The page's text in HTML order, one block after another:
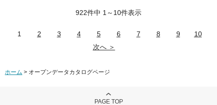
922件中 1～10件表示
1 2 3 4 5 6 7 8 9
10
次へ ＞
ホーム > オープンデータカタログページ
PAGE TOP